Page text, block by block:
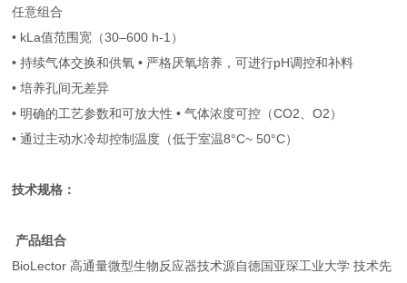
任意组合
• kLa值范围宽（30–600 h-1）
• 持续气体交换和供氧 • 严格厌氧培养，可进行pH调控和补料
• 培养孔间无差异
• 明确的工艺参数和可放大性 • 气体浓度可控（CO2、O2）
• 通过主动水冷却控制温度（低于室温8°C~ 50°C）
技术规格：
产品组合
BioLector 高通量微型生物反应器技术源自德国亚琛工业大学 技术先